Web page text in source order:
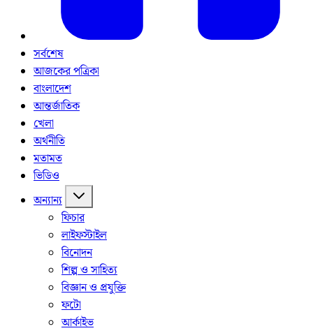
সর্বশেষ
আজকের পত্রিকা
বাংলাদেশ
আন্তর্জাতিক
খেলা
অর্থনীতি
মতামত
ভিডিও
অন্যান্য
ফিচার
লাইফস্টাইল
বিনোদন
শিল্প ও সাহিত্য
বিজ্ঞান ও প্রযুক্তি
ফটো
আর্কাইভ